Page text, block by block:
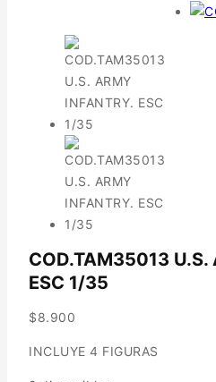
COD.TAM35013 U.S.
ESC 1/35
$8.900
INCLUYE 4 FIGURAS